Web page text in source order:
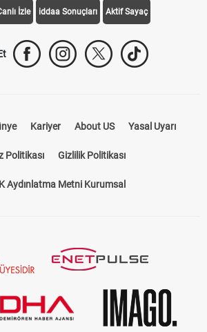
İzle iddaa Sonuçları Aktif Sayaç
Kariyer About US Yasal Uyarı
Politikası Gizlilik Politikası
Aydınlatma Metni Kurumsal